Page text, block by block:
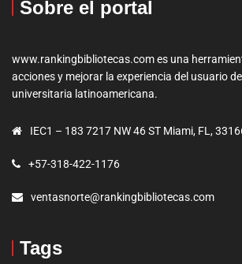
Sobre el portal
www.rankingbibliotecas.com es una
acciones y mejorar la experiencia del usuario
universitaria latinoamericana.
IEC1 – 183 7217 NW 46 ST Miami, FL,
+57-318-422-1176
ventasnorte@rankingbibliotecas.com
Tags